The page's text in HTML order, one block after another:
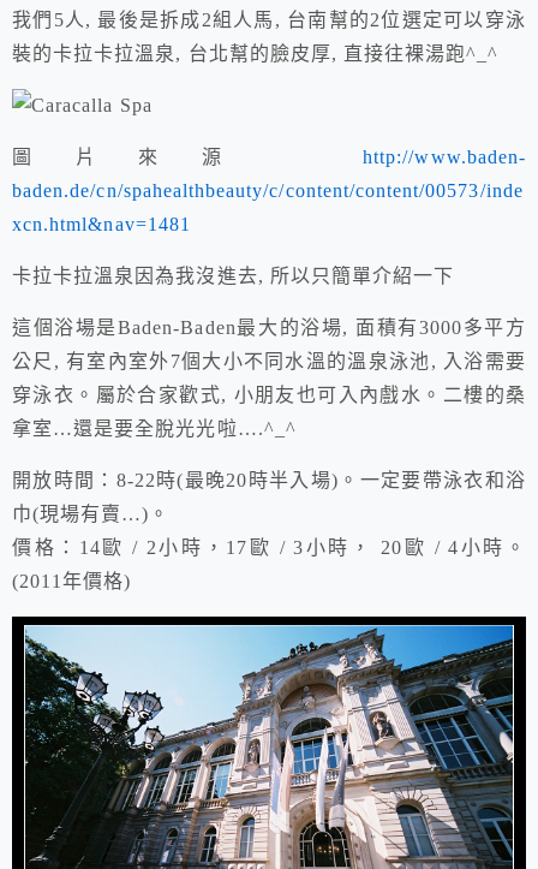
我們5人, 最後是拆成2組人馬, 台南幫的2位選定可以穿泳
裝的卡拉卡拉溫泉, 台北幫的臉皮厚, 直接往裸湯跑^_^
圖片來源http://www.baden-
baden.de/cn/spahealthbeauty/c/content/content/00573/inde
xcn.html&nav=1481
卡拉卡拉溫泉因為我沒進去, 所以只簡單介紹一下
這個浴場是Baden-Baden最大的浴場, 面積有3000多平方
公尺, 有室內室外7個大小不同水溫的溫泉泳池, 入浴需要
穿泳衣。屬於合家歡式, 小朋友也可入內戲水。二樓的桑
拿室…還是要全脫光光啦….^_^
開放時間：8-22時(最晚20時半入場)。一定要帶泳衣和浴
巾(現場有賣…)。
價格：14歐 / 2小時，17歐 / 3小時， 20歐 / 4小時。
(2011年價格)